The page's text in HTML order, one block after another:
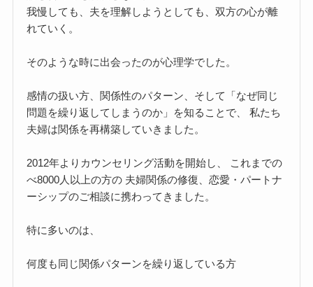
我慢しても、夫を理解しようとしても、双方の心が離
れていく。
そのような時に出会ったのが心理学でした。
感情の扱い方、関係性のパターン、そして「なぜ同じ
問題を繰り返してしまうのか」を知ることで、 私たち
夫婦は関係を再構築していきました。
2012年よりカウンセリング活動を開始し、 これまでの
べ8000人以上の方の 夫婦関係の修復、恋愛・パートナ
ーシップのご相談に携わってきました。
特に多いのは、
何度も同じ関係パターンを繰り返している方